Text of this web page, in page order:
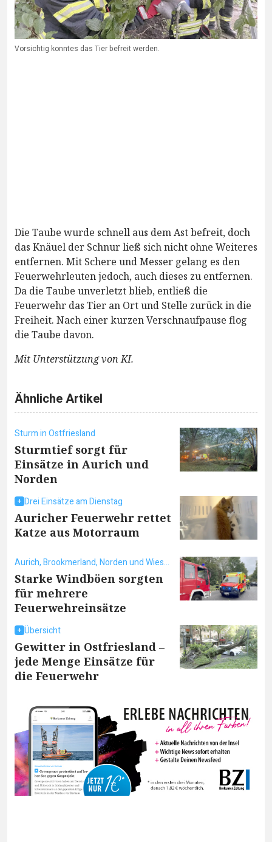
Vorsichtig konntes das Tier befreit werden.
Die Taube wurde schnell aus dem Ast befreit, doch
das Knäuel der Schnur ließ sich nicht ohne Weiteres
entfernen. Mit Schere und Messer gelang es den
Feuerwehrleuten jedoch, auch dieses zu entfernen.
Da die Taube unverletzt blieb, entließ die
Feuerwehr das Tier an Ort und Stelle zurück in die
Freiheit. Nach einer kurzen Verschnaufpause flog
die Taube davon.
Mit Unterstützung von KI.
Ähnliche Artikel
Sturm in Ostfriesland
Sturmtief sorgt für
Einsätze in Aurich und
Norden
Drei Einsätze am Dienstag
Auricher Feuerwehr rettet
Katze aus Motorraum
Aurich, Brookmerland, Norden und Wiesmoor
Starke Windböen sorgten
für mehrere
Feuerwehreinsätze
Übersicht
Gewitter in Ostfriesland –
jede Menge Einsätze für
die Feuerwehr